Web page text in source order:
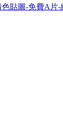
貼圖-免費A片-